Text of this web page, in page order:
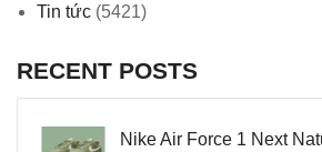
Tin tức (5421)
RECENT POSTS
Nike Air Force 1 Next